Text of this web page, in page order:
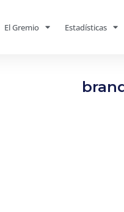
El Gremio Estadísticas